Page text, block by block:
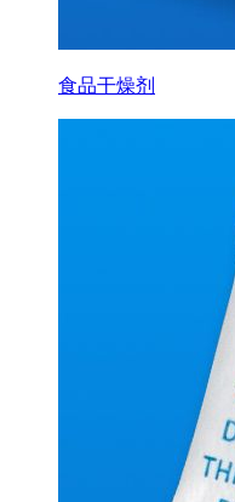
食品干燥剂